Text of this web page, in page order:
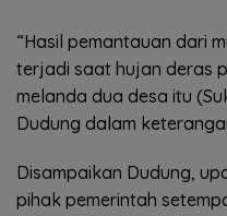
“Hasil pemantauan dari
terjadi saat hujan deras
melanda dua desa itu
Dudung dalam
Disampaikan Dudung,
pihak pemerintah